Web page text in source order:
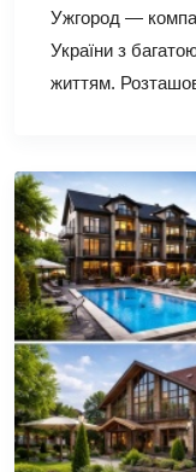
Ужгород —
України з
життям.